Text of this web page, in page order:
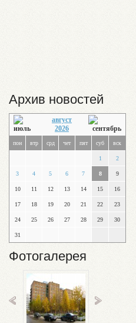
Архив новостей
август
2026
пон втр срд чет пят суб вск
1 2
3 4 5 6 7 8 9
10 11 12 13 14 15 16
17 18 19 20 21 22 23
24 25 26 27 28 29 30
31
Фотогалерея